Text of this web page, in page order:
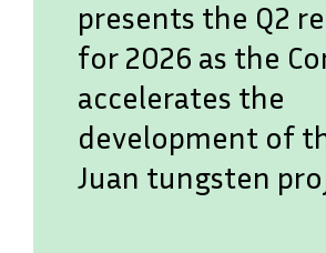
presents the Q2
for 2026 as the
accelerates the
development of
Juan tungsten